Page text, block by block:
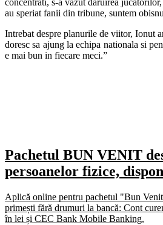
au speriat fanii din tribune, suntem
Intrebat despre planurile de viitor, Ionut
doresc sa ajung la echipa nationala si
e mai bun in fiecare meci.”
Pachetul BUN VENIT
persoanelor fizice,
Aplică online pentru pachetul "Bun
primești fără drumuri la bancă: Cont
în lei și CEC Bank Mobile Banking.​